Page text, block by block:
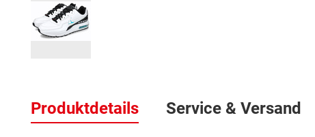
der
Bildergalerie
Produktdetails Service & Versand